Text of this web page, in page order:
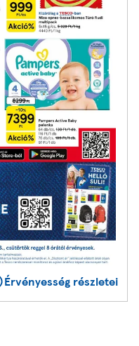
Érvényesség részletei